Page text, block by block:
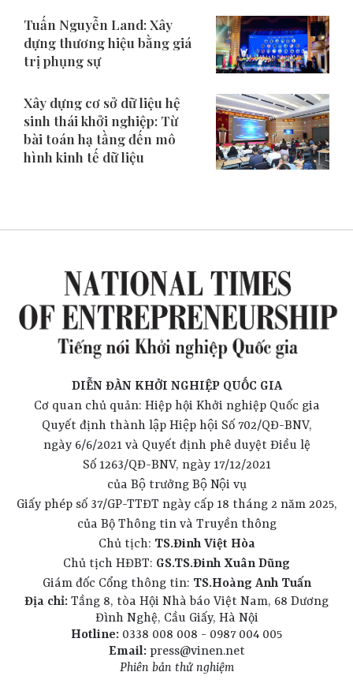
Tuấn Nguyễn Land: Xây
dựng thương hiệu bằng giá
trị phụng sự
Xây dựng cơ sở dữ liệu hệ
sinh thái khởi nghiệp: Từ
bài toán hạ tầng đến mô
hình kinh tế dữ liệu
DIỄN ĐÀN KHỞI NGHIỆP QUỐC GIA
Cơ quan chủ quản: Hiệp hội Khởi nghiệp Quốc gia
Quyết định thành lập Hiệp hội Số 702/QĐ-BNV,
ngày 6/6/2021 và Quyết định phê duyệt Điều lệ
Số 1263/QĐ-BNV, ngày 17/12/2021
của Bộ trưởng Bộ Nội vụ
Giấy phép số 37/GP-TTĐT ngày cấp 18 tháng 2 năm 2025,
của Bộ Thông tin và Truyền thông
Chủ tịch: TS.Đinh Việt Hòa
Chủ tịch HĐBT: GS.TS.Đinh Xuân Dũng
Giám đốc Cổng thông tin: TS.Hoàng Anh Tuấn
Địa chỉ: Tầng 8, tòa Hội Nhà báo Việt Nam, 68 Dương
Đình Nghệ, Cầu Giấy, Hà Nội
Hotline: 0338 008 008 - 0987 004 005
Email:press@vinen.net
Phiên bản thử nghiệm